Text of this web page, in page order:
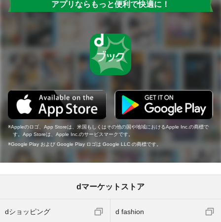
アプリならもっと便利で快適に！
Appleのロゴ、App Storeは、米国もしくはその他の国や地域におけるApple Inc.の商標で
す。App Storeは、Apple Inc.のサービスマークです。
Google Play および Google Play ロゴは Google LLC の商標です。
dマーケットストア
dショッピング d fashion